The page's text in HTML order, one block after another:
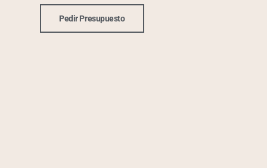
Pedir Presupuesto